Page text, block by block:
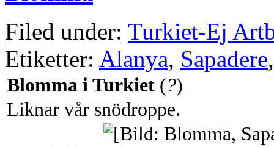
Filed under: Turkiet-Ej
Etiketter: Alanya, Sapadere
Blomma i Turkiet (?)
Liknar vår snödroppe.